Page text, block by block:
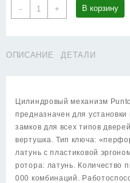
-
Количество
товара
(Пунто)
вертушкой
хром
+ В корзину
ОПИСАНИЕ ДЕТАЛИ
Цилиндровый механизм
предназначен для
замков для всех типов
вертушка. Тип ключа:
латунь с пластиковой
ротора: латунь. Количество
000 комбинаций.